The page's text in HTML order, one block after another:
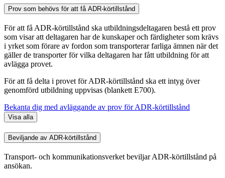
Prov som behövs för att få ADR-körtillstånd
För att få ADR-körtillstånd ska utbildningsdeltagaren bestå ett prov
som visar att deltagaren har de kunskaper och färdigheter som krävs
i yrket som förare av fordon som transporterar farliga ämnen när det
gäller de transporter för vilka deltagaren har fått utbildning för att
avlägga provet.
För att få delta i provet för ADR-körtillstånd ska ett intyg över
genomförd utbildning uppvisas (blankett E700).
Bekanta dig med avläggande av prov för ADR-körtillstånd
Visa alla
Beviljande av ADR-körtillstånd
Transport- och kommunikationsverket beviljar ADR-körtillstånd på
ansökan.